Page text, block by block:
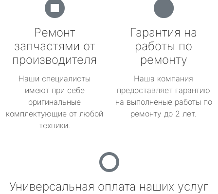
Ремонт
запчастями от
производителя
Наши специалисты
имеют при себе
оригинальные
комплектующие от любой
техники.
Гарантия на
работы по
ремонту
Наша компания
предоставляет гарантию
на выполненые работы по
ремонту до 2 лет.
Универсальная оплата наших услуг